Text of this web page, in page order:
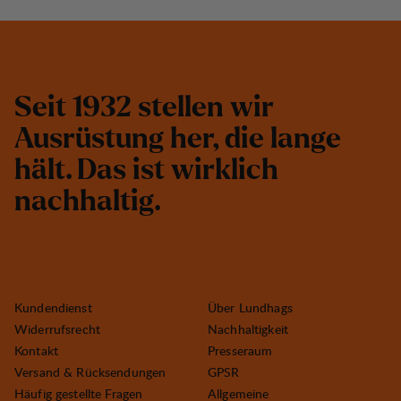
Seit 1932 stellen wir
Ausrüstung her, die lange
hält. Das ist wirklich
nachhaltig.
Kundendienst
Widerrufsrecht
Kontakt
Versand & Rücksendungen
Häufig gestellte Fragen
Über Lundhags
Nachhaltigkeit
Presseraum
GPSR
Allgemeine